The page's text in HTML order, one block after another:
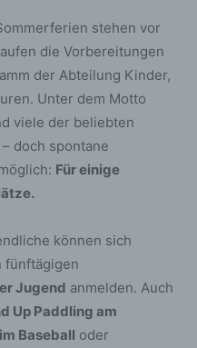
stehen vor
die Vorbereitungen
der Abteilung Kinder,
Unter dem Motto
viele der beliebten
doch spontane
Für einige
können sich
fünftägigen
Jugend anmelden. Auch
Up Paddling am
Baseball oder